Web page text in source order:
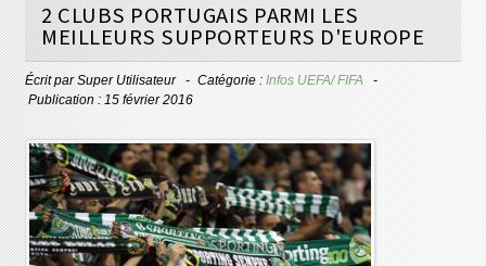
2 CLUBS PORTUGAIS PARMI LES
MEILLEURS SUPPORTEURS D'EUROPE
Écrit parSuper Utilisateur Catégorie :Infos UEFA/ FIFA
Publication : 15 février 2016